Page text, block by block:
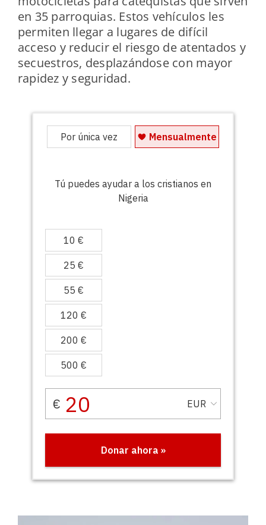
en 35 parroquias. Estos vehículos les
permiten llegar a lugares de difícil
acceso y reducir el riesgo de atentados y
secuestros, desplazándose con mayor
rapidez y seguridad.